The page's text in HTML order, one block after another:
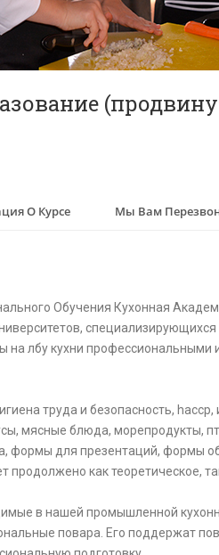
О Курсе Мы Вам
Обучения Кухонная
на лбу кухни профессиональными
труда и безопасность,
мясные блюда, морепродукты,
формы для презентаций, формы
продолжено как теоретическое,
в нашей промышленной
повара. Его поддержат